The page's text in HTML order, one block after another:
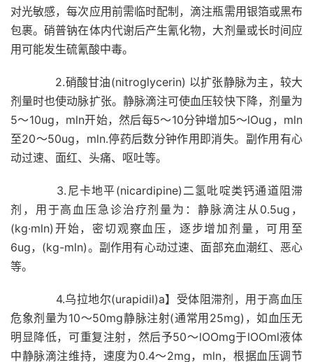
对光敏感，每次应用前需临时配制，滴注瓶需用银箔或黑布
包裹。硝普钠在体内代谢后产生氰化物，大剂量或长时间应
用可能发生硫氰酸中毒。
2.硝酸甘油(nitroglycerin) 以扩张静脉为主，较大
剂量时也使动脉扩张。静脉滴注可使血压较快下降，剂量为
5～10ug，mln开始，然后每5～10分钟增加5～lOug，mln
至20～50ug，mln.停药后数分钟作用即消失。副作用有心
动过速、面红、头痛、呕吐等。
3.尼卡地平(nicardipine)二氢吡啶类钙通道阻滞
剂，用于高血压急诊治疗剂量为：静脉滴注从0.5ug，
(kg·mln)开始，密切观察血压，逐步增加剂量，可用至
6ug，(kg-mln)。副作用有心动过速、面部充血潮红、恶心
等。
4.乌拉地尔(urapidil)a】受体阻滞剂，用于高血压
危象剂量为10～50mg静脉注射(通常用25mg)，如血压无
明显降低，可重复注射，然后予50～lOOmg于lOOml液体
中静脉滴注维持，速度为0.4～2mg，mln，根据血压调节